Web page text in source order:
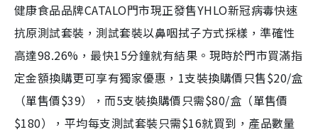
健康食品品牌CATALO門市現正發售YHLO新冠病毒快速
抗原測試套裝，測試套裝以鼻咽拭子方式採樣，準確性
高達98.26%，最快15分鐘就有結果。現時於門市買滿指
定金額換購更可享有獨家優惠，1支裝換購價只售$20/盒
（單售價$39），而5支裝換購價只需$80/盒（單售價
$180），平均每支測試套裝只需$16就買到，產品數量